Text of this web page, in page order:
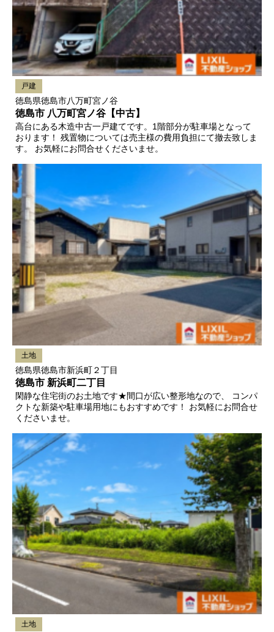
戸建
徳島県徳島市八万町宮ノ谷
徳島市 八万町宮ノ谷【中古】
高台にある木造中古一戸建てです。1階部分が駐車場となって
おります！ 残置物については売主様の費用負担にて撤去致しま
す。 お気軽にお問合せくださいませ。
土地
徳島県徳島市新浜町２丁目
徳島市 新浜町二丁目
閑静な住宅街のお土地です★間口が広い整形地なので、 コンパ
クトな新築や駐車場用地にもおすすめです！ お気軽にお問合せ
くださいませ。
土地